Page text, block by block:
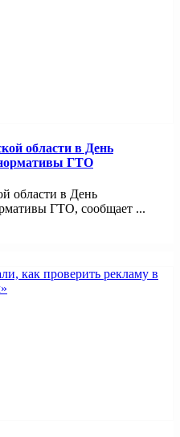
области в День
ГТО
области в День
ГТО, сообщает ...